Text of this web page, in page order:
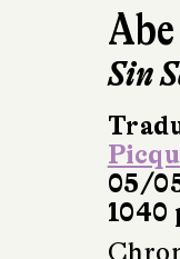
Sin
05/
1040